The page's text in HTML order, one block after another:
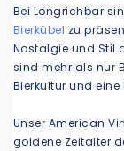
Bei Longrichbar
Bierkübel zu
Nostalgie und Stil
sind mehr als nur
Bierkultur und
Unser American
goldene Zeitalter